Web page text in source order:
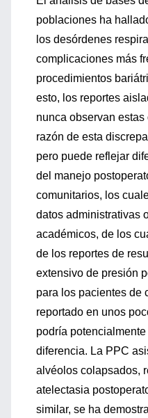
poblaciones ha
los desórdenes
complicaciones más
procedimientos
esto, los reportes
nunca observan
razón de esta
pero puede reflejar
del manejo
comunitarios, los
datos administrativas
académicos, de los
de los reportes de
extensivo de presión
para los pacientes de
reportado en unos
podría
diferencia. La PPC
alvéolos colapsados,
atelectasia
similar, se ha